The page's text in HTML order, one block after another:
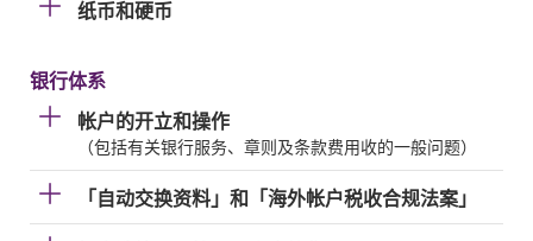
纸币和硬币
银行体系
帐户的开立和操作
（包括有关银行服务、章则及条款费用收的一般问题）
「自动交换资料」和「海外帐户税收合规法案」